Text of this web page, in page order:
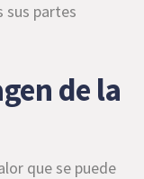
sus partes
de la
que se puede